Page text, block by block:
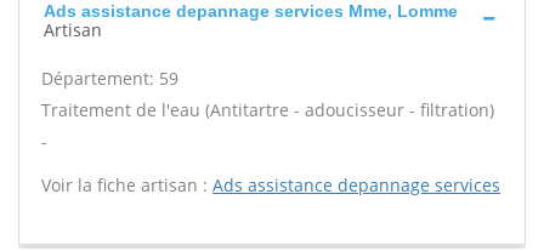
Ads assistance depannage services Mme, Lomme
Artisan
Département: 59
Traitement de l'eau (Antitartre - adoucisseur - filtration)
-
Voir la fiche artisan : Ads assistance depannage services